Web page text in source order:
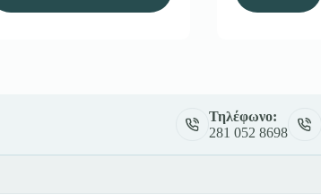
Τηλέφωνο:
281 052 8698